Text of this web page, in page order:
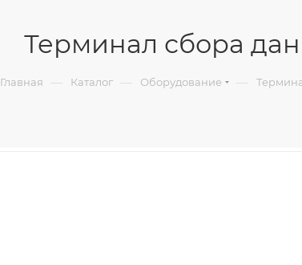
Терминал сбора
Главная — Каталог — Оборудование —